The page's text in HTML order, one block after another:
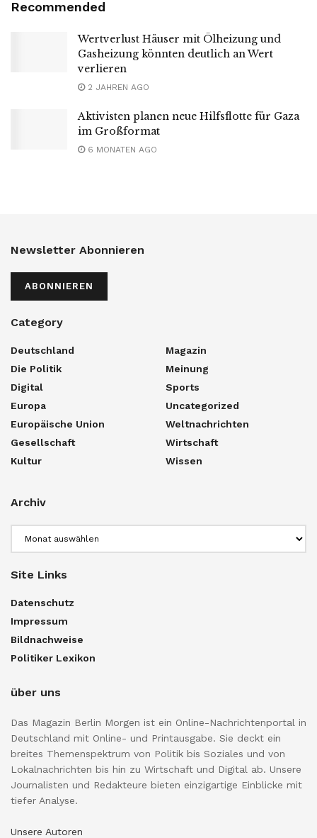
Recommended
Wertverlust Häuser mit Ölheizung und
Gasheizung könnten deutlich an Wert
verlieren
2 JAHREN AGO
Aktivisten planen neue Hilfsflotte für Gaza
im Großformat
6 MONATEN AGO
Newsletter Abonnieren
ABONNIEREN
Category
Deutschland
Die Politik
Digital
Europa
Europäische Union
Gesellschaft
Kultur
Magazin
Meinung
Sports
Uncategorized
Weltnachrichten
Wirtschaft
Wissen
Archiv
Site Links
Datenschutz
Impressum
Bildnachweise
Politiker Lexikon
über uns
Das Magazin Berlin Morgen ist ein Online-Nachrichtenportal in
Deutschland mit Online- und Printausgabe. Sie deckt ein
breites Themenspektrum von Politik bis Soziales und von
Lokalnachrichten bis hin zu Wirtschaft und Digital ab. Unsere
Journalisten und Redakteure bieten einzigartige Einblicke mit
tiefer Analyse.
Unsere Autoren